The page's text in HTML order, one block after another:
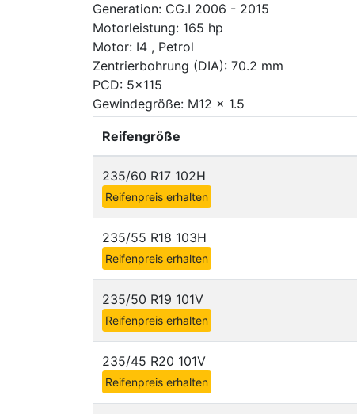
Generation: CG.I 2006 - 2015
Motorleistung: 165 hp
Motor: I4 , Petrol
Zentrierbohrung (DIA): 70.2 mm
PCD: 5x115
Gewindegröße: M12 x 1.5
Reifengröße
235/60 R17 102H
Reifenpreis erhalten
235/55 R18 103H
Reifenpreis erhalten
235/50 R19 101V
Reifenpreis erhalten
235/45 R20 101V
Reifenpreis erhalten